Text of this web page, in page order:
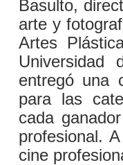
Basulto,
arte y
Artes
Universidad
entregó una
para las
cada
profesional.
cine